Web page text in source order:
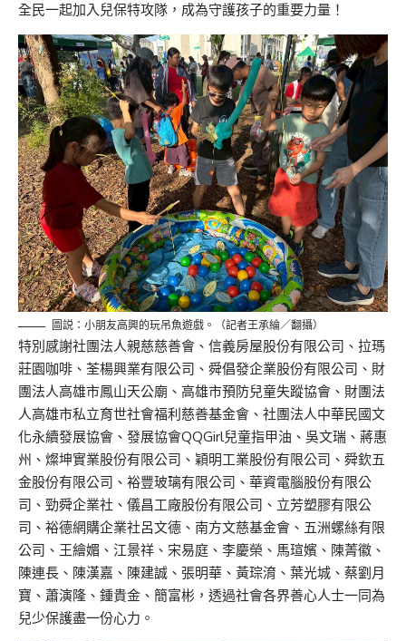
全民一起加入兒保特攻隊，成為守護孩子的重要力量！
圖説：小朋友高興的玩吊魚遊戲。（記者王承綸／翻攝）
特別感謝社團法人親慈慈善會、信義房屋股份有限公司、拉瑪
莊園咖啡、 荃楊興業有限公司、舜倡發企業股份有限公司、財
團法人高雄市鳳山天公廟、高雄市預防兒童失蹤協會、財團法
人高雄市私立育世社會福利慈善基金會、社團法人中華民國文
化永續發展協會、發展協會QQGirl兒童指甲油、吳文瑞、蔣惠
州、燦坤實業股份有限公司、 穎明工業股份有限公司、舜欽五
金股份有限公司、裕豐玻璃有限公司、華資電腦股份有限公
司、 勁舜企業社、 儀昌工廠股份有限公司、 立芳塑膠有限公
司、 裕德網購企業社呂文德、南方文慈基金會、五洲螺絲有限
公司、王繪媚、江景祥、宋易庭、李慶榮、馬瑄嬪 、陳菁徽、
陳連長、陳漢嘉、陳建誠、張明華、黃琮淯 、葉光城、 蔡劉月
寶、 蕭演隆 、鍾貴金、簡富彬， 透過社會各界善心人士一同為
兒少保護盡一份心力。